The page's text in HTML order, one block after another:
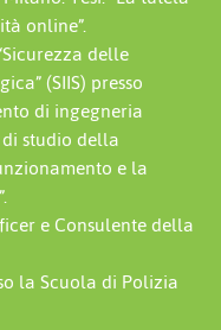
online”.
delle
(SIIS) presso
di ingegneria
studio della
e la
e Consulente della
la Scuola di Polizia